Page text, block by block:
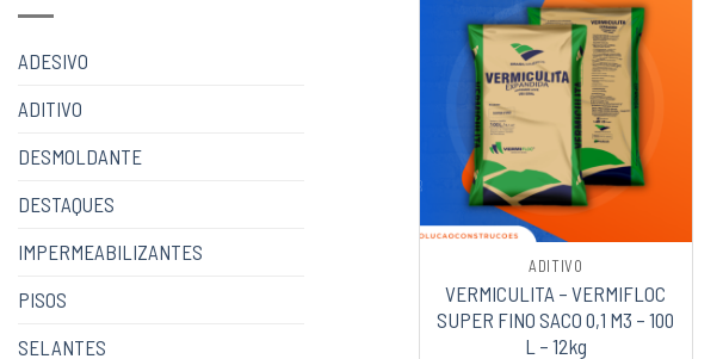
ADESIVO
ADITIVO
DESMOLDANTE
DESTAQUES
IMPERMEABILIZANTES
PISOS
SELANTES
ADITIVO
VERMICULITA – VERMIFLOC
SUPER FINO SACO 0,1 M3 – 100
L – 12kg